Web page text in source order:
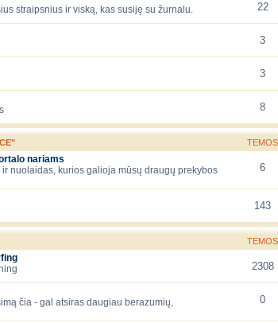
straipsnius ir viską, kas susiję su žurnalu.
22
3
3
8
TEMOS
nariams
nuolaidas, kurios galioja mūsų draugų prekybos
6
143
TEMOS
2308
čia - gal atsiras daugiau berazumių,
0